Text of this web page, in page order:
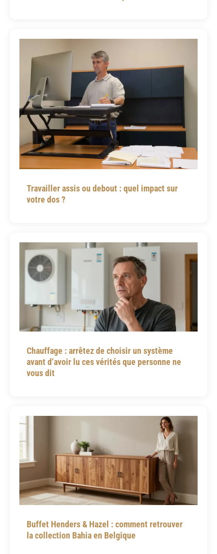
Travailler assis ou debout : quel impact sur
votre dos ?
Chauffage : arrêtez de choisir un système
avant d’avoir lu ces vérités que personne ne
vous dit
Buffet Henders & Hazel : comment retrouver
la collection Bahia en Belgique